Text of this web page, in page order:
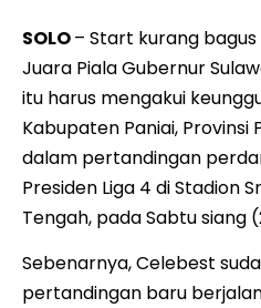
SOLO– Start kurang bagus
Juara Piala Gubernur
itu harus mengakui
Kabupaten Paniai, Provinsi
dalam pertandingan
Presiden Liga 4 di Stadion
Tengah, pada Sabtu siang
Sebenarnya, Celebest
pertandingan baru